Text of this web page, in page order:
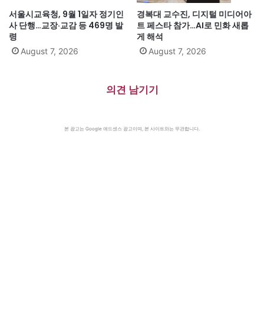
서울시교육청, 9월 1일자 정기인
사 단행…교장·교감 등 469명 발
령
August 7, 2026
경복대 교수진, 디지털 미디어아
트 페스타 참가…AI로 민화 새롭
게 해석
August 7, 2026
의견 남기기
본 광고는 Google 애드센스 광고이며, 본 사이트와는 무관합니다.